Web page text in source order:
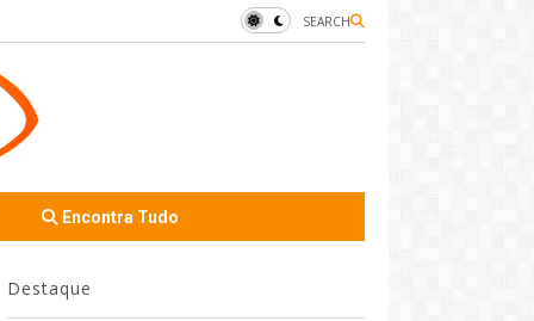
SEARCH
Encontra Tudo
Destaque